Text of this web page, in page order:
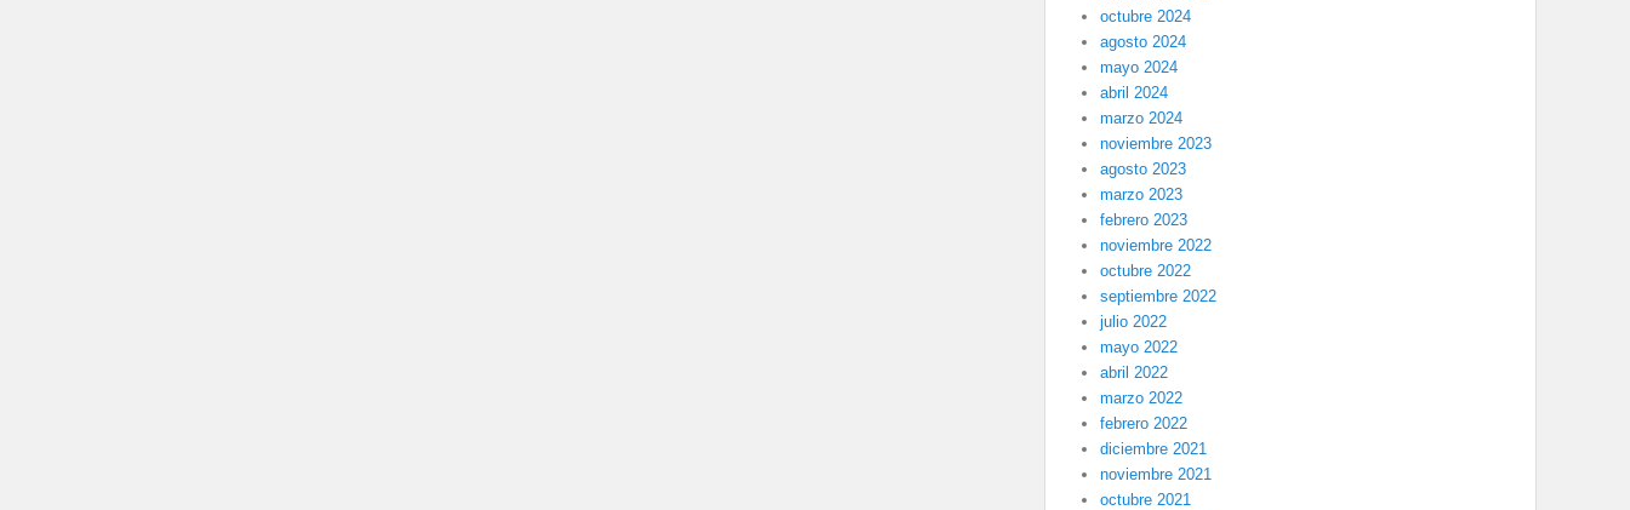
octubre 2024
agosto 2024
mayo 2024
abril 2024
marzo 2024
noviembre 2023
agosto 2023
marzo 2023
febrero 2023
noviembre 2022
octubre 2022
septiembre 2022
julio 2022
mayo 2022
abril 2022
marzo 2022
febrero 2022
diciembre 2021
noviembre 2021
octubre 2021